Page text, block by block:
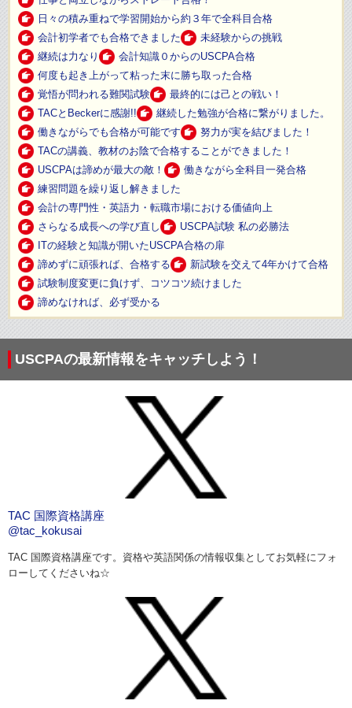
日々の積み重ねで学習開始から約３年で全科目合格
会計初学者でも合格できました
未経験からの挑戦
継続は力なり
会計知識０からのUSCPA合格
何度も起き上がって粘った末に勝ち取った合格
覚悟が問われる難関試験
最終的には己との戦い！
TACとBeckerに感謝!!
継続した勉強が合格に繋がりました。
働きながらでも合格が可能です
努力が実を結びました！
TACの講義、教材のお陰で合格することができました！
USCPAは諦めが最大の敵！
働きながら全科目一発合格
練習問題を繰り返し解きました
会計の専門性・英語力・転職市場における価値向上
さらなる成長への学び直し
USCPA試験 私の必勝法
ITの経験と知識が開いたUSCPA合格の扉
諦めずに頑張れば、合格する
新試験を交えて4年かけて合格
試験制度変更に負けず、コツコツ続けました
諦めなければ、必ず受かる
USCPAの最新情報をキャッチしよう！
TAC 国際資格講座
@tac_kokusai
TAC 国際資格講座です。資格や英語関係の情報収集としてお気軽にフォ
ローしてくださいね☆